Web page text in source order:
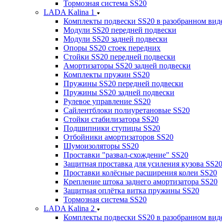
Тормозная система SS20
LADA Kalina 1
Комплекты подвески SS20 в разобранном
Модули SS20 передней подвески
Модули SS20 задней подвески
Опоры SS20 стоек передних
Стойки SS20 передней подвески
Амортизаторы SS20 задней подвески
Комплекты пружин SS20
Пружины SS20 передней подвески
Пружины SS20 задней подвески
Рулевое управление SS20
Сайлентблоки полиуретановые SS20
Стойки стабилизатора SS20
Подшипники ступицы SS20
Отбойники амортизаторов SS20
Шумоизоляторы SS20
Проставки "развал-схождение" SS20
Защитная проставка для усиления кузова SS20
Проставки колёсные расширения колеи SS20
Крепление штока заднего амортизатора SS20
Защитная оплётка витка пружины SS20
Тормозная система SS20
LADA Kalina 2
Комплекты подвески SS20 в разобранном